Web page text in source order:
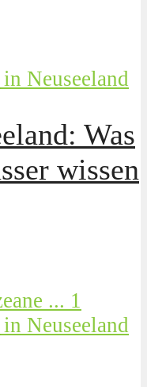
Neuseeland
Was
wissen
Neuseeland